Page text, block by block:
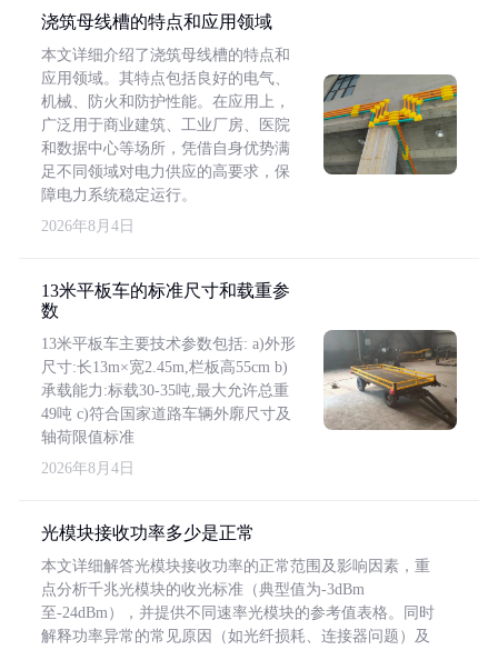
浇筑母线槽的特点和应用领域
本文详细介绍了浇筑母线槽的特点和
应用领域。其特点包括良好的电气、
机械、防火和防护性能。在应用上，
广泛用于商业建筑、工业厂房、医院
和数据中心等场所，凭借自身优势满
足不同领域对电力供应的高要求，保
障电力系统稳定运行。
2026年8月4日
13米平板车的标准尺寸和载重参
数
13米平板车主要技术参数包括: a)外形
尺寸:长13m×宽2.45m,栏板高55cm b)
承载能力:标载30-35吨,最大允许总重
49吨 c)符合国家道路车辆外廓尺寸及
轴荷限值标准
2026年8月4日
光模块接收功率多少是正常
本文详细解答光模块接收功率的正常范围及影响因素，重
点分析千兆光模块的收光标准（典型值为-3dBm
至-24dBm），并提供不同速率光模块的参考值表格。同时
解释功率异常的常见原因（如光纤损耗、连接器问题）及